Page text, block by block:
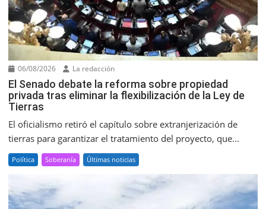
06/08/2026 La redacción
El Senado debate la reforma sobre propiedad
privada tras eliminar la flexibilización de la Ley de
Tierras
El oficialismo retiró el capítulo sobre extranjerización de
tierras para garantizar el tratamiento del proyecto, que...
Política Soberanía Últimas noticias